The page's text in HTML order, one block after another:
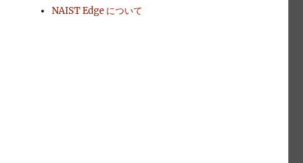
NAIST Edge について